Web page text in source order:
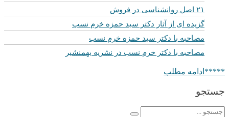
۲۱ اصل روانشناسی در فروش
گزیده ای از آثار دکتر سید حمزه خرم نسب
مصاحبه با دکتر سید حمزه خرم نسب
مصاحبه با دکتر خرم نسب در نشریه بهمنشیر
*****ادامه مطلب
جستجو